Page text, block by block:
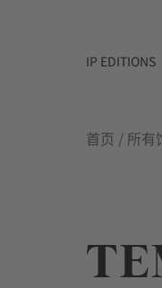
IP EDITIONS
首页 / 所有